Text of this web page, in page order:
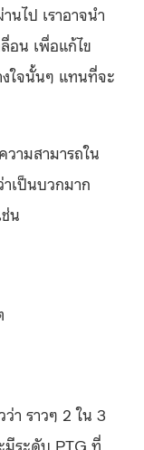
นไป เราอาจนำ
อน เพื่อแก้ไข
ใจนั้นๆ แทนที่จะ
ามสามารถใน
เป็นบวกมาก
น
า ราวๆ 2 ใน 3
มีระดับ PTG ที่